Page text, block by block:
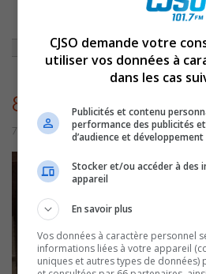
8009
7 juillet 2016 | Par admin
CJSO demande votre
utiliser vos données à
dans les cas
Publicités et contenu
performance des publicités
d’audience et
Stocker et/ou accéder à des
appareil
En savoir plus
Vos données à caractère personnel
informations liées à votre appareil
uniques et autres types de